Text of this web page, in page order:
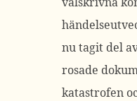
nu tagit del
rosade
katastrofen